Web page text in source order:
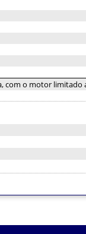
com o motor limitado